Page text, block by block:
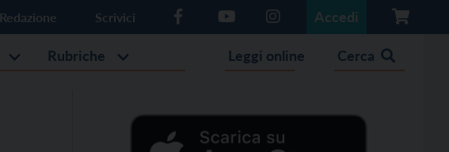
Redazione Scrivici Accedi
Rubriche Leggi online Cerca